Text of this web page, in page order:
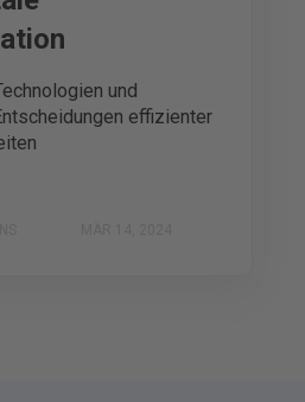
und
effizienter